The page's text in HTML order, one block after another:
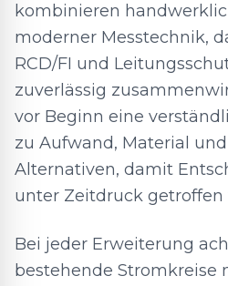
kombinieren
moderner Messtechnik,
RCD/FI und
zuverlässig
vor Beginn eine
zu Aufwand, Material
Alternativen, damit
unter Zeitdruck getroffen
Bei jeder Erweiterung
bestehende Stromkreise